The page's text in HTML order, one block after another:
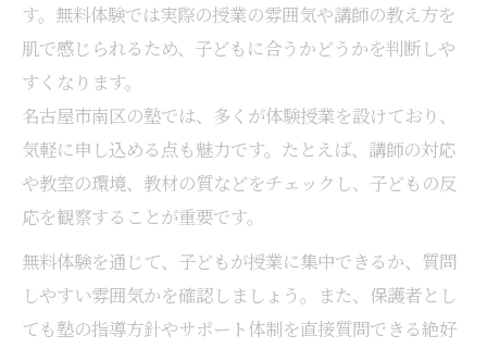
す。無料体験では実際の授業の雰囲気や講師の教え方を
肌で感じられるため、子どもに合うかどうかを判断しや
すくなります。
名古屋市南区の塾では、多くが体験授業を設けており、
気軽に申し込める点も魅力です。たとえば、講師の対応
や教室の環境、教材の質などをチェックし、子どもの反
応を観察することが重要です。
無料体験を通じて、子どもが授業に集中できるか、質問
しやすい雰囲気かを確認しましょう。また、保護者とし
ても塾の指導方針やサポート体制を直接質問できる絶好